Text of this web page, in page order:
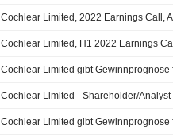
Cochlear Limited, 2022 Earnings Call,
Cochlear Limited, H1 2022 Earnings
Cochlear Limited gibt
Cochlear Limited - Shareholder/Analyst
Cochlear Limited gibt